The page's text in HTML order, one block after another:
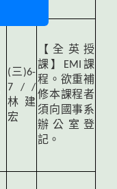
(三)6-
7 / /
林建
宏
【全英授
課】EMI課
程。欲重補
修本課程者
須向國事系
辦公室登
記。